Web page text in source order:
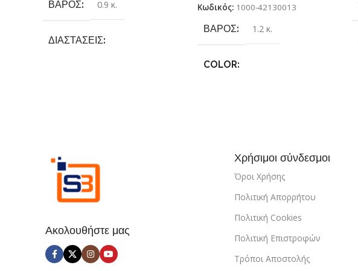
ΒΆΡΟΣ 0.9 κ.
ΔΙΑΣΤΆΣΕΙΣ
Κωδικός: 1000-42130013
ΒΆΡΟΣ 1.2 κ.
COLOR
Ακολουθήστε μας
Χρήσιμοι σύνδεσμοι
Όροι Χρήσης
Πολιτική Απορρήτου
Πολιτική Cookies
Πολιτική Επιστροφών
Τρόποι Αποστολής